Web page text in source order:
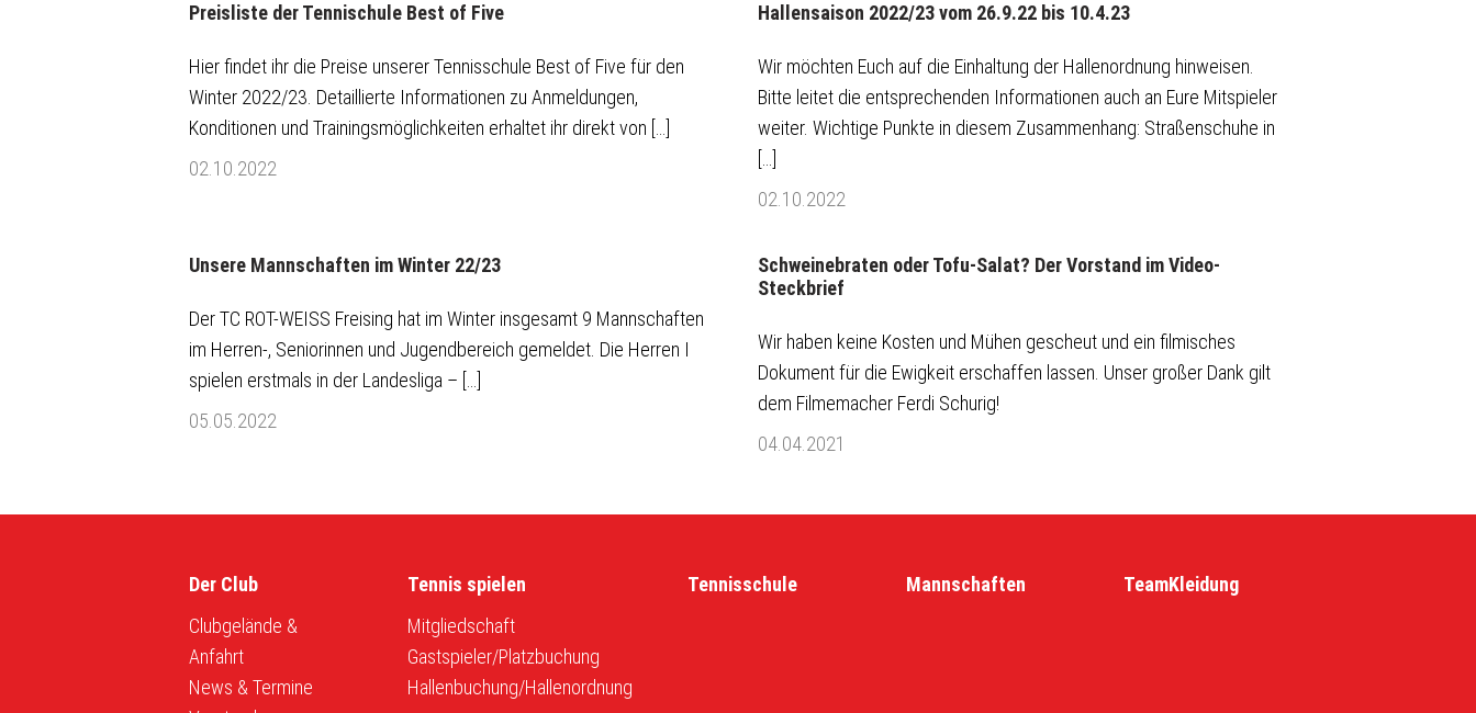
Preisliste der Tennischule Best of Five
Hier findet ihr die Preise unserer Tennisschule Best of Five für den
Winter 2022/23. Detaillierte Informationen zu Anmeldungen,
Konditionen und Trainingsmöglichkeiten erhaltet ihr direkt von […]
02.10.2022
Hallensaison 2022/23 vom 26.9.22 bis 10.4.23
Wir möchten Euch auf die Einhaltung der Hallenordnung hinweisen.
Bitte leitet die entsprechenden Informationen auch an Eure Mitspieler
weiter. Wichtige Punkte in diesem Zusammenhang: Straßenschuhe in
[…]
02.10.2022
Unsere Mannschaften im Winter 22/23
Der TC ROT-WEISS Freising hat im Winter insgesamt 9 Mannschaften
im Herren-, Seniorinnen und Jugendbereich gemeldet. Die Herren I
spielen erstmals in der Landesliga – […]
05.05.2022
Schweinebraten oder Tofu-Salat? Der Vorstand im Video-
Steckbrief
Wir haben keine Kosten und Mühen gescheut und ein filmisches
Dokument für die Ewigkeit erschaffen lassen. Unser großer Dank gilt
dem Filmemacher Ferdi Schurig!
04.04.2021
Der Club
Clubgelände &
Anfahrt
News & Termine
Tennis spielen
Mitgliedschaft
Gastspieler/Platzbuchung
Hallenbuchung/Hallenordnung
Tennisschule Mannschaften TeamKleidung